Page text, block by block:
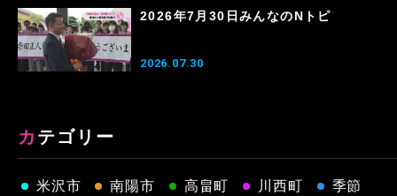
2026年7月30日みんなのNトピ
2026.07.30
カテゴリー
米沢市 南陽市 高畠町 川西町
季節